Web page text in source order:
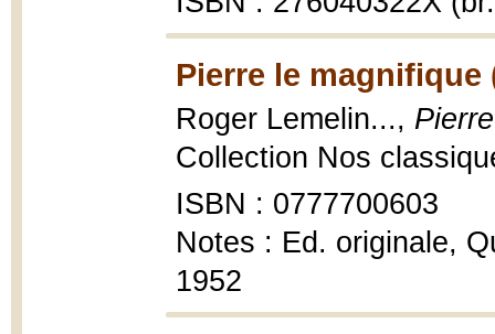
Pierre le magnifique
Roger Lemelin...,
Collection Nos
ISBN : 0777700603
Notes : Ed. originale,
1952